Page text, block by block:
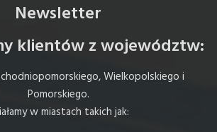
Newsletter
klientów z województw:
Wielkopolskiego i
Pomorskiego.
w miastach takich jak: